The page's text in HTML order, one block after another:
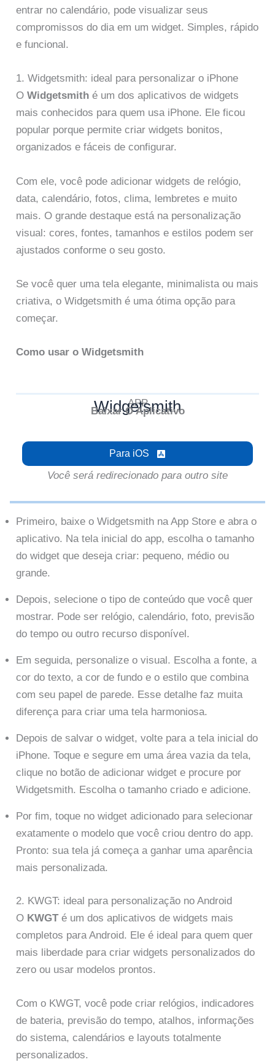
entrar no calendário, pode visualizar seus
compromissos do dia em um widget. Simples, rápido
e funcional.
1. Widgetsmith: ideal para personalizar o iPhone
OWidgetsmith é um dos aplicativos de widgets
mais conhecidos para quem usa iPhone. Ele ficou
popular porque permite criar widgets bonitos,
organizados e fáceis de configurar.
Com ele, você pode adicionar widgets de relógio,
data, calendário, fotos, clima, lembretes e muito
mais. O grande destaque está na personalização
visual: cores, fontes, tamanhos e estilos podem ser
ajustados conforme o seu gosto.
Se você quer uma tela elegante, minimalista ou mais
criativa, o Widgetsmith é uma ótima opção para
começar.
Como usar o Widgetsmith
APP
Widgetsmith
Baixar O Aplicativo
Para iOS
Você será redirecionado para outro site
Primeiro, baixe o Widgetsmith na App Store e abra o
aplicativo. Na tela inicial do app, escolha o tamanho
do widget que deseja criar: pequeno, médio ou
grande.
Depois, selecione o tipo de conteúdo que você quer
mostrar. Pode ser relógio, calendário, foto, previsão
do tempo ou outro recurso disponível.
Em seguida, personalize o visual. Escolha a fonte, a
cor do texto, a cor de fundo e o estilo que combina
com seu papel de parede. Esse detalhe faz muita
diferença para criar uma tela harmoniosa.
Depois de salvar o widget, volte para a tela inicial do
iPhone. Toque e segure em uma área vazia da tela,
clique no botão de adicionar widget e procure por
Widgetsmith. Escolha o tamanho criado e adicione.
Por fim, toque no widget adicionado para selecionar
exatamente o modelo que você criou dentro do app.
Pronto: sua tela já começa a ganhar uma aparência
mais personalizada.
2. KWGT: ideal para personalização no Android
O KWGTé um dos aplicativos de widgets mais
completos para Android. Ele é ideal para quem quer
mais liberdade para criar widgets personalizados do
zero ou usar modelos prontos.
Com o KWGT, você pode criar relógios, indicadores
de bateria, previsão do tempo, atalhos, informações
do sistema, calendários e layouts totalmente
personalizados.